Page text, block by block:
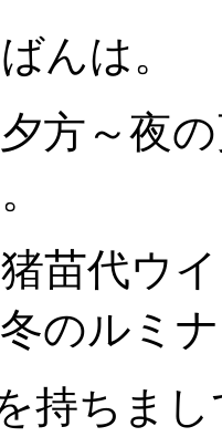
んは。
方～夜
苗代ウ
のルミ
持ちま